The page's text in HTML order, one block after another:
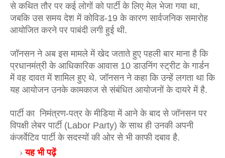
से कथित तौर पर कई लोगों को पार्टी के लिए मेल भेजा गया था,
जबकि उस समय देश में कोविड-19 के कारण सार्वजनिक समारोह
आयोजित करने पर पाबंदी लगी हुई थी.
जॉनसन ने अब इस मामले में खेद जताते हुए पहली बार माना है कि
प्रधानमंत्री के आधिकारिक आवास 10 डाउनिंग स्ट्रीट के गार्डन
में वह दावत में शामिल हुए थे. जॉनसन ने कहा कि उन्हें लगता था कि
यह आयोजन उनके कामकाज से संबंधित आयोजनों के दायरे में है.
पार्टी का  निमंत्रण-पत्र के मीडिया में आने के बाद से जॉनसन पर
विपक्षी लेबर पार्टी (Labor Party) के साथ ही उनकी अपनी
कंजर्वेटिव पार्टी के सदस्यों की ओर से भी काफी दबाव है.
यह भी पढ़ें